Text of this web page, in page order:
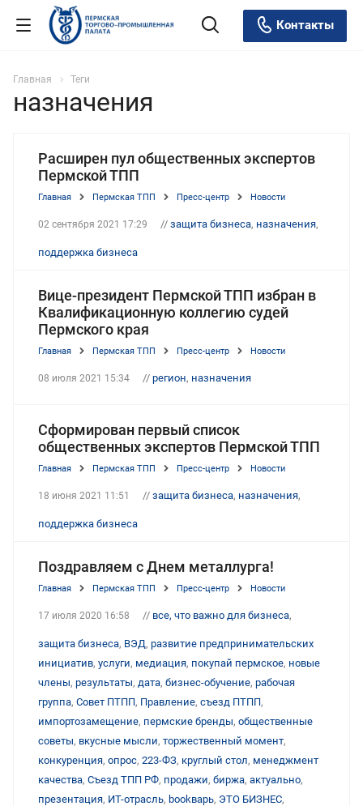
Контакты
Главная Теги
назначения
Расширен пул общественных экспертов
Пермской ТПП
Главная Пермская ТПП Пресс-центр Новости
02 сентября 2021 17:29 // защита бизнеса, назначения,
поддержка бизнеса
Вице-президент Пермской ТПП избран в
Квалификационную коллегию судей
Пермского края
Главная Пермская ТПП Пресс-центр Новости
08 июля 2021 15:34 // регион, назначения
Сформирован первый список
общественных экспертов Пермской ТПП
Главная Пермская ТПП Пресс-центр Новости
18 июня 2021 11:51 // защита бизнеса, назначения,
поддержка бизнеса
Поздравляем с Днем металлурга!
Главная Пермская ТПП Пресс-центр Новости
17 июля 2020 16:58 // все, что важно для бизнеса,
защита бизнеса, ВЭД, развитие предпринимательских
инициатив, услуги, медиация, покупай пермское, новые
члены, результаты, дата, бизнес-обучение, рабочая
группа, Совет ПТПП, Правление, съезд ПТПП,
импортозамещение, пермские бренды, общественные
советы, вкусные мысли, торжественный момент,
конкуренция, опрос, 223-ФЗ, круглый стол, менеджмент
качества, Съезд ТПП РФ, продажи, биржа, актуально,
презентация, ИТ-отрасль, bookварь, ЭТО БИЗНЕС,